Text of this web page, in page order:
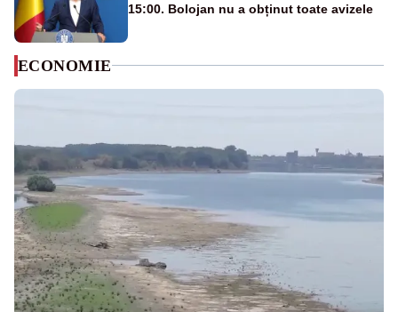
15:00. Bolojan nu a obținut toate avizele
ECONOMIE